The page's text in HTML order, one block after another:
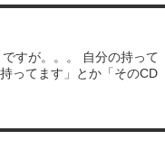
すが。。。 自分の持って
ってます」とか「そのCD